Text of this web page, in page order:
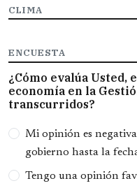
CLIMA
ENCUESTA
¿Cómo evalúa Usted,
economía en la
transcurridos?
Opciones
Mi opinión es
gobierno hasta la
Tengo una opinión